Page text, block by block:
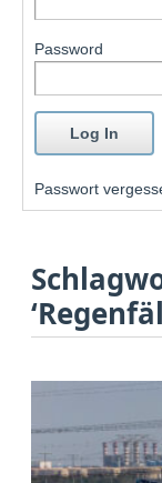
Password
Passwort